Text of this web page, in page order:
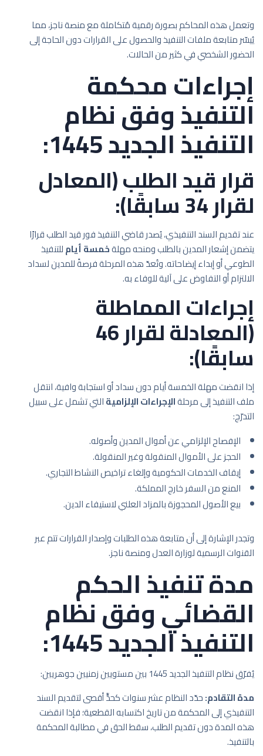
وتعمل هذه المحاكم بصورة رقمية مُتكاملة مع منصة ناجز، مما
يُيسّر متابعة ملفات التنفيذ والحصول على القرارات دون الحاجة إلى
الحضور الشخصي في كثير من الحالات.
إجراءات محكمة
التنفيذ وفق نظام
التنفيذ الجديد 1445:
قرار قيد الطلب (المعادل
لقرار 34 سابقًا):
عند تقديم السند التنفيذي، يُصدر قاضي التنفيذ فور قيد الطلب قرارًا
يتضمن إشعار المدين بالطلب ومنحه مهلةخمسة أيامللتنفيذ
الطوعي أو إبداء إيضاحاته. وتُعدّ هذه المرحلة فرصةً للمدين لسداد
الالتزام أو التفاوض على آلية للوفاء به.
إجراءات المماطلة
(المعادلة لقرار 46
سابقًا):
إذا انقضت مهلة الخمسة أيام دون سداد أو استجابة وافية، انتقل
ملف التنفيذ إلى مرحلةالإجراءات الإلزاميةالتي تشمل على سبيل
التدرّج:
الإفصاح الإلزامي عن أموال المدين وأصوله.
الحجز على الأموال المنقولة وغير المنقولة.
إيقاف الخدمات الحكومية وإلغاء تراخيص النشاط التجاري.
المنع من السفر خارج المملكة.
بيع الأصول المحجوزة بالمزاد العلني لاستيفاء الدين.
وتجدر الإشارة إلى أن متابعة هذه الطلبات وإصدار القرارات تتم عبر
القنوات الرسمية لوزارة العدل ومنصة ناجز.
مدة تنفيذ الحكم
القضائي وفق نظام
التنفيذ الجديد 1445:
يُفرّق نظام التنفيذ الجديد 1445 بين مستويين زمنيين جوهريين:
مدة التقادم:حدّد النظام عشر سنوات كحدٍّ أقصى لتقديم السند
التنفيذي إلى المحكمة من تاريخ اكتسابه القطعية؛ فإذا انقضت
هذه المدة دون تقديم الطلب، سقط الحق في مطالبة المحكمة
بالتنفيذ.